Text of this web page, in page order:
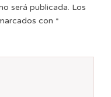
será publicada. Los
con *